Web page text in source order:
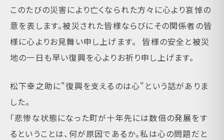
このたびの災害により亡くなられた方々に心より哀悼の
意を表します。被災された皆様ならびにその関係者の皆
様に心よりお見舞い申し上げます。
皆様の安全と被災
地の一日も早い復興を心よりお祈り申し上げます。
松下幸之助に"復興を支えるのは心"という話がありま
した。
「悲惨な状態になった町が十年先には数倍の発展をす
るということは、何が原因であるか。私は心の問題だと